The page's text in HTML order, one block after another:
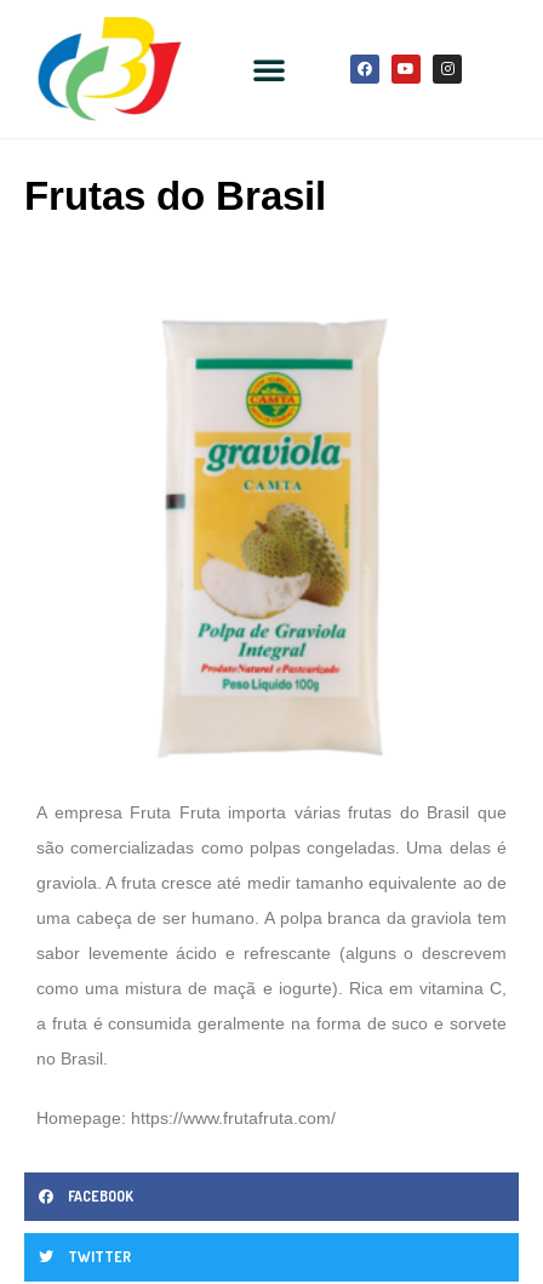
Frutas do Brasil
A empresa Fruta Fruta importa várias frutas do Brasil que
são comercializadas como polpas congeladas. Uma delas é
graviola. A fruta cresce até medir tamanho equivalente ao de
uma cabeça de ser humano. A polpa branca da graviola tem
sabor levemente ácido e refrescante (alguns o descrevem
como uma mistura de maçã e iogurte). Rica em vitamina C,
a fruta é consumida geralmente na forma de suco e sorvete
no Brasil.
Homepage: https://www.frutafruta.com/
FACEBOOK
TWITTER